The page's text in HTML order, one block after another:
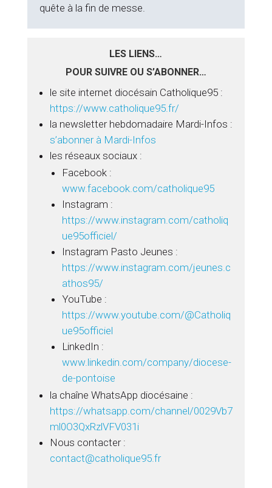
quête à la fin de messe.
LES LIENS…
POUR SUIVRE OU S’ABONNER…
le site internet diocésain Catholique95 :
https://www.catholique95.fr/
la newsletter hebdomadaire Mardi-Infos :
s’abonner à Mardi-Infos
les réseaux sociaux :
Facebook :
www.facebook.com/catholique95
Instagram :
https://www.instagram.com/catholiq
ue95officiel/
Instagram Pasto Jeunes :
https://www.instagram.com/jeunes.c
athos95/
YouTube :
https://www.youtube.com/@Catholiq
ue95officiel
LinkedIn :
www.linkedin.com/company/diocese-
de-pontoise
la chaîne WhatsApp diocésaine :
https://whatsapp.com/channel/0029Vb7
ml0O3QxRzlVFV031i
Nous contacter :
contact@catholique95.fr